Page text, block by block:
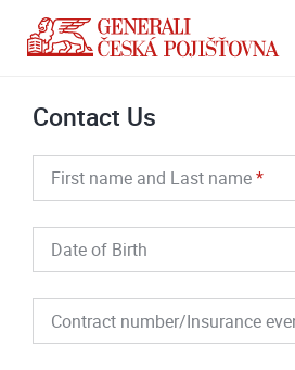
Contact Us
First name and Last name
Date of Birth
Contract number/Insurance